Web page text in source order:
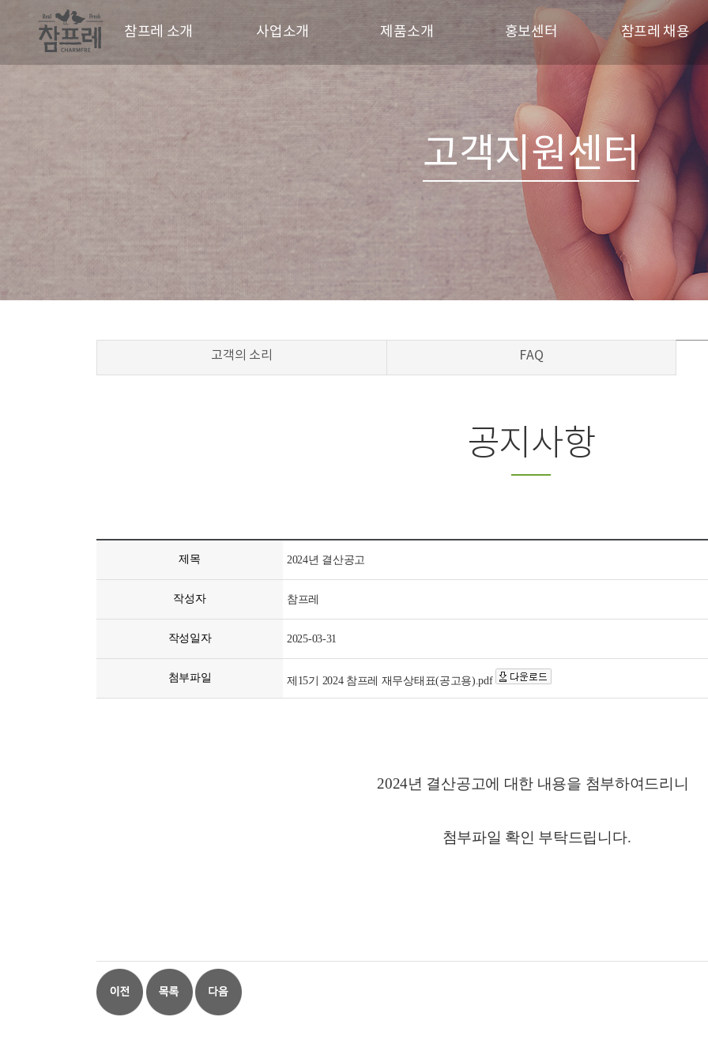
참프레 소개
홍보영상
사업소개 제품소개
브랜드
신선제품
육가공제품
홍보센터
참프레 소식
참프레 견학
갤러리
레시피
참프레 채용
채용 프로세스
채용공고
고객지원센터
고객의 소리 FAQ
공지사항
제목 2024년 결산공고
작성자 참프레
작성일자 2025-03-31
첨부파일 제15기 2024 참프레 재무상태표(공고용).pdf
2024년 결산공고에 대한 내용을 첨부하여드리니
첨부파일 확인 부탁드립니다.